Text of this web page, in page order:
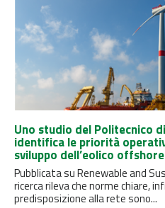
Uno studio del Politecnico
identifica le priorità
sviluppo dell’eolico
Pubblicata su Renewable and
ricerca rileva che norme chiare,
predisposizione alla rete sono...